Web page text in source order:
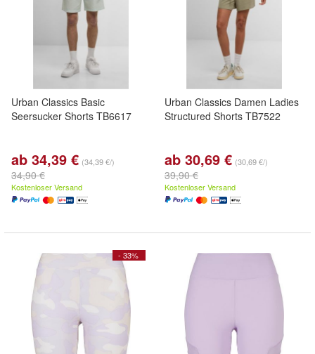
Urban Classics Basic
Seersucker Shorts TB6617
ab 34,39 € (34,39 €/)
34,90 €
Kostenloser Versand
Urban Classics Damen Ladies
Structured Shorts TB7522
ab 30,69 € (30,69 €/)
39,90 €
Kostenloser Versand
- 33%